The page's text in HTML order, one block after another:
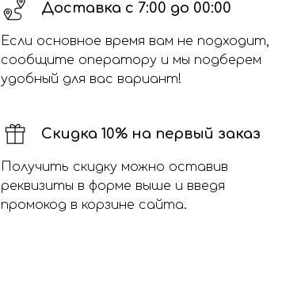
Доставка с 7:00 до 00:00
Если основное время вам не подходит,
сообщите оператору и мы подберем
удобный для вас вариант!
Скидка 10% на первый заказ
Получить скидку можно оставив
реквизиты в форме выше и введя
промокод в корзине сайта.